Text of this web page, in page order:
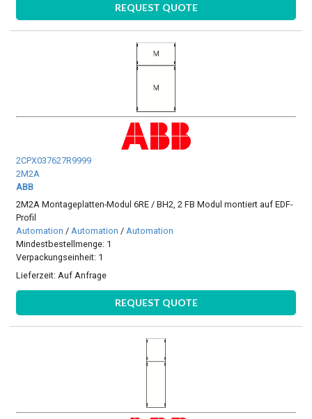
REQUEST QUOTE
2CPX037627R9999
2M2A
ABB
2M2A Montageplatten-Modul 6RE / BH2, 2 FB Modul montiert auf EDF-
Profil
Automation /Automation /Automation
Mindestbestellmenge: 1
Verpackungseinheit: 1
Lieferzeit: Auf Anfrage
REQUEST QUOTE